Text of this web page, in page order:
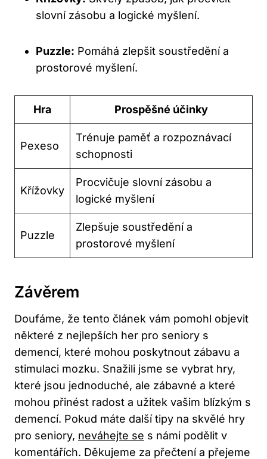
slovní zásobu a logické myšlení.
Puzzle: Pomáhá zlepšit soustředění a
prostorové myšlení.
Hra Prospěšné účinky
Pexeso
Trénuje paměť a rozpoznávací
schopnosti
Křížovky
Procvičuje slovní zásobu a
logické myšlení
Puzzle
Zlepšuje soustředění a
prostorové myšlení
Závěrem
Doufáme, že tento článek vám pomohl objevit
některé z nejlepších her pro seniory s
demencí, které mohou poskytnout zábavu a
stimulaci mozku. Snažili jsme se vybrat hry,
které jsou jednoduché, ale zábavné a které
mohou přinést radost a užitek vašim blízkým s
demencí. Pokud máte další tipy na skvělé hry
pro seniory, neváhejte se s námi podělit v
komentářích. Děkujeme za přečtení a přejeme